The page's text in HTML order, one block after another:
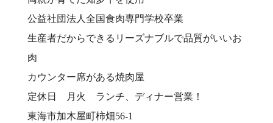
公益社団法人全国食肉専門学校卒業⠀
生産者だからできるリーズナブルで品質がいいお
肉⠀
カウンター席がある焼肉屋⠀
定休日 月火 ランチ、ディナー営業！⠀
東海市加木屋町柿畑56-1⠀